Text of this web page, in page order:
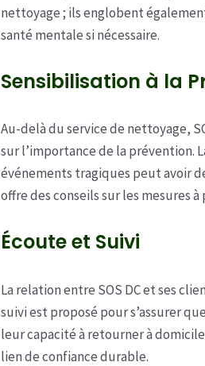
nettoyage ; ils englobent
santé mentale si nécessaire.
Sensibilisation à la
Au-delà du service de nettoyage,
sur l’importance de la prévention.
événements tragiques peut avoir
offre des conseils sur les mesures
Écoute et Suivi
La relation entre SOS DC et ses
suivi est proposé pour s’assurer
leur capacité à retourner à
lien de confiance durable.